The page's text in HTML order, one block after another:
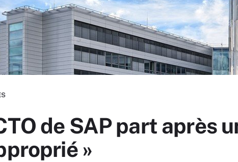
de SAP part après
»